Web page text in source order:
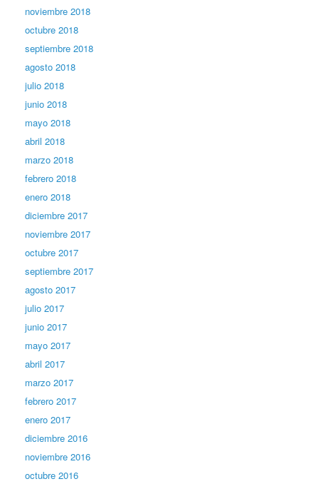
noviembre 2018
octubre 2018
septiembre 2018
agosto 2018
julio 2018
junio 2018
mayo 2018
abril 2018
marzo 2018
febrero 2018
enero 2018
diciembre 2017
noviembre 2017
octubre 2017
septiembre 2017
agosto 2017
julio 2017
junio 2017
mayo 2017
abril 2017
marzo 2017
febrero 2017
enero 2017
diciembre 2016
noviembre 2016
octubre 2016